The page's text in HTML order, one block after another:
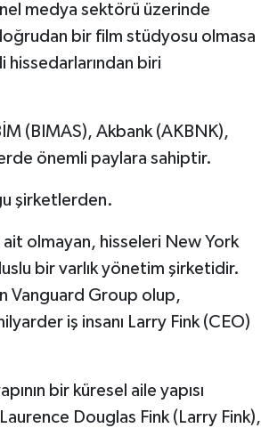
medya sektörü üzerinde
bir film stüdyosu olmasa
biri
(BIMAS), Akbank (AKBNK),
önemli paylara sahiptir.
şirketlerden.
olmayan, hisseleri New York
bir varlık yönetim şirketidir.
Vanguard Group olup,
iş insanı Larry Fink (CEO)
bir küresel aile yapısı
Douglas Fink (Larry Fink),